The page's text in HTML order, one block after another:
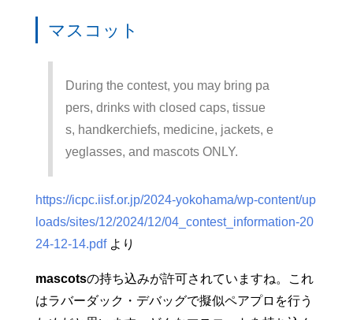
マスコット
During the contest, you may bring pa
pers, drinks with closed caps, tissue
s, handkerchiefs, medicine, jackets, e
yeglasses, and mascots ONLY.
https://icpc.iisf.or.jp/2024-yokohama/wp-content/up
loads/sites/12/2024/12/04_contest_information-20
24-12-14.pdfより
mascotsの持ち込みが許可されていますね。これ
はラバーダック・デバッグで擬似ペアプロを行う